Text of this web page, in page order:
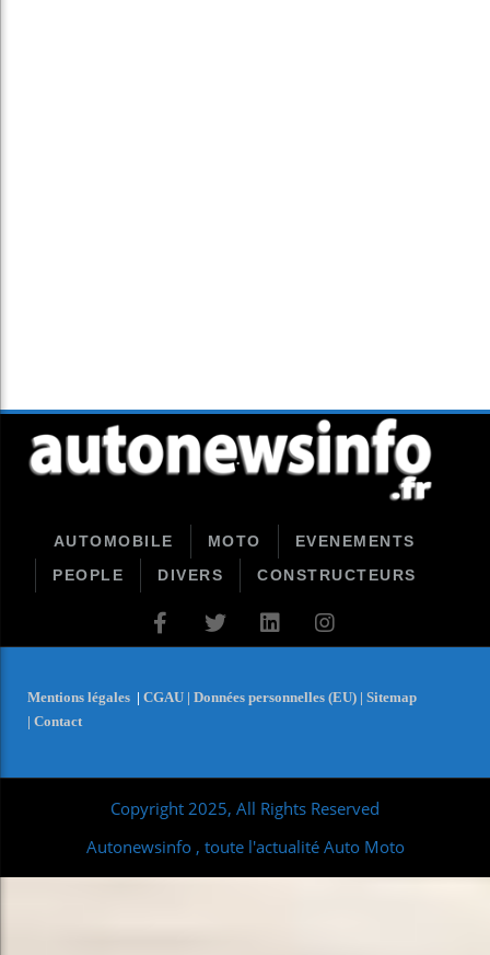
AUTOMOBILE MOTO
EVENEMENTS
PEOPLE
DIVERS CONSTRUCTEURS
Mentions légales | CGAU | Données personnelles (EU) | Sitemap
| Contact
Copyright 2025, All Rights Reserved
Autonewsinfo , toute l'actualité Auto Moto